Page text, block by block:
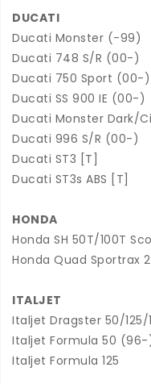
DUCATI
Ducati Monster (-99)
Ducati 748 S/R (00-)
Ducati 750 Sport (00-)
Ducati SS 900 IE (00-)
Ducati Monster Dark/
Ducati 996 S/R (00-)
Ducati ST3 [T]
Ducati ST3s ABS [T]
HONDA
Honda SH 50T/100T
Honda Quad Sportrax
ITALJET
Italjet Dragster 50/125/
Italjet Formula 50 (96-
Italjet Formula 125